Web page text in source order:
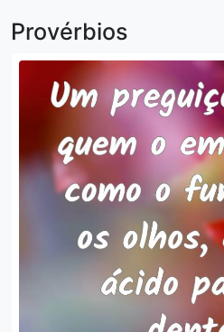
Provérbios